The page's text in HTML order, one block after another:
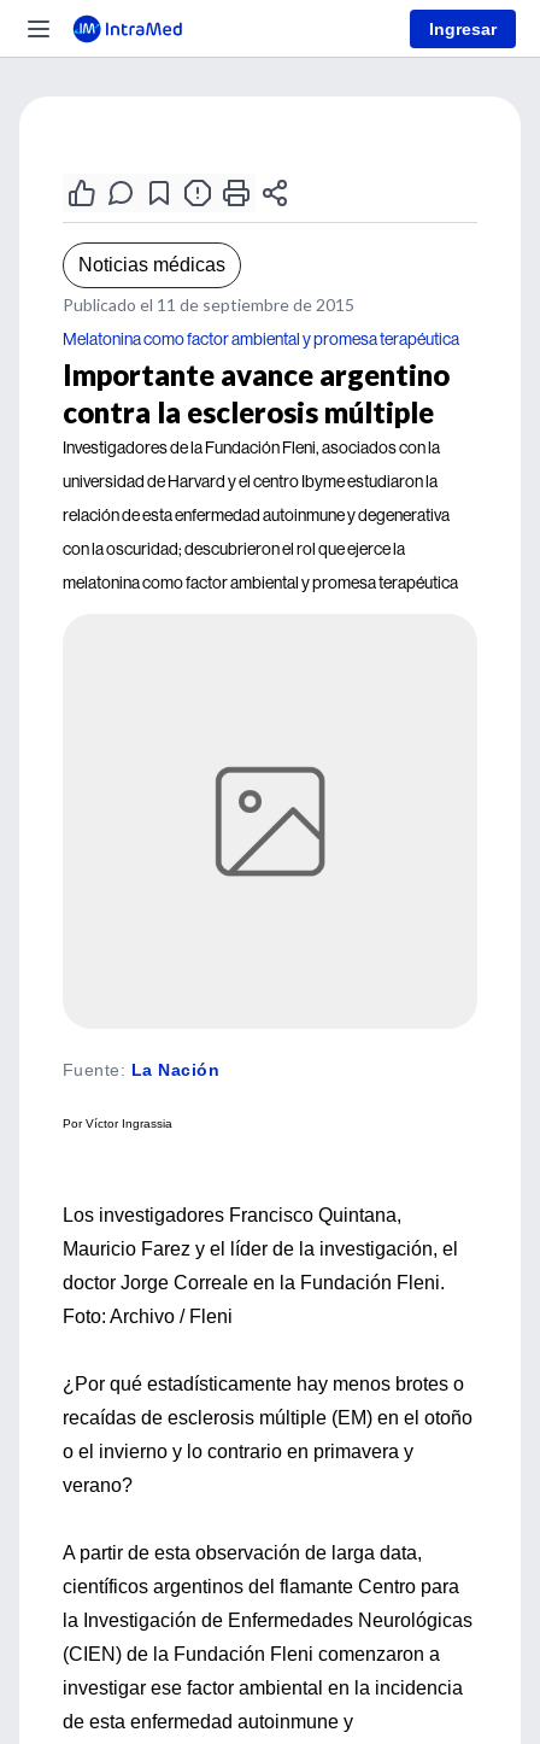
Ingresar
Noticias médicas
Publicado el 11 de septiembre de 2015
Melatonina como factor ambiental y promesa terapéutica
Importante avance argentino
contra la esclerosis múltiple
Investigadores de la Fundación Fleni, asociados con la
universidad de Harvard y el centro Ibyme estudiaron la
relación de esta enfermedad autoinmune y degenerativa
con la oscuridad; descubrieron el rol que ejerce la
melatonina como factor ambiental y promesa terapéutica
Fuente: La Nación
Por Víctor Ingrassia
Los investigadores Francisco Quintana,
Mauricio Farez y el líder de la investigación, el
doctor Jorge Correale en la Fundación Fleni.
Foto: Archivo / Fleni
¿Por qué estadísticamente hay menos brotes o
recaídas de esclerosis múltiple (EM) en el otoño
o el invierno y lo contrario en primavera y
verano?
A partir de esta observación de larga data,
científicos argentinos del flamante Centro para
la Investigación de Enfermedades Neurológicas
(CIEN) de la Fundación Fleni comenzaron a
investigar ese factor ambiental en la incidencia
de esta enfermedad autoinmune y